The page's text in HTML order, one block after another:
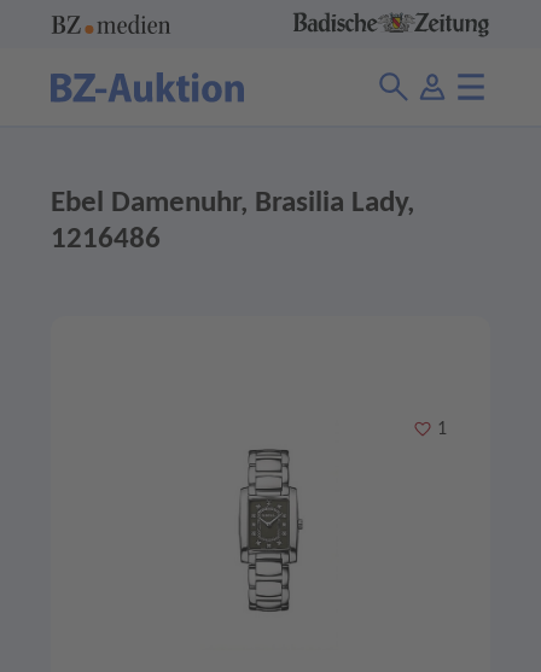
Ebel Damenuhr, Brasilia Lady,
1216486
Merken
1